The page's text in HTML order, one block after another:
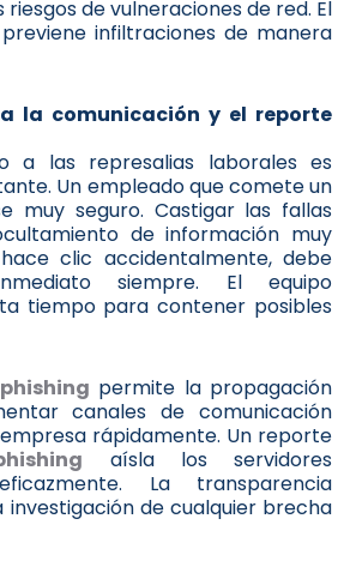
de vulneraciones de red. El
infiltraciones de manera
la comunicación y el reporte
a las represalias laborales es
Un empleado que comete un
muy seguro. Castigar las fallas
de información muy
clic accidentalmente, debe
siempre. El equipo
tiempo para contener posibles
phishing permite la propagación
canales de comunicación
rápidamente. Un reporte
aísla los servidores
La transparencia
de cualquier brecha